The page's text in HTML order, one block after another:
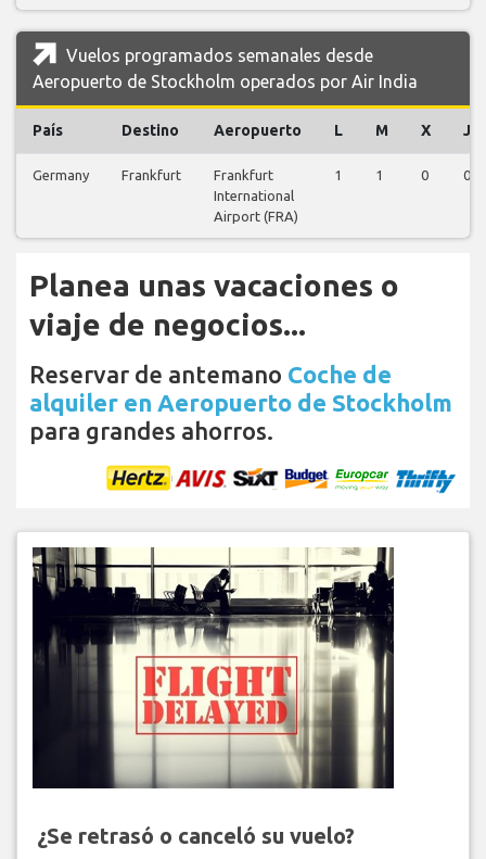
Vuelos programados semanales desde
Aeropuerto de Stockholm operados por Air India
País Destino Aeropuerto L M X J
Germany Frankfurt
Frankfurt
International
Airport (FRA)
1 1 0 0
Planea unas vacaciones o
viaje de negocios...
Reservar de antemano Coche de
alquiler en Aeropuerto de Stockholm
para grandes ahorros.
¿Se retrasó o canceló su vuelo?